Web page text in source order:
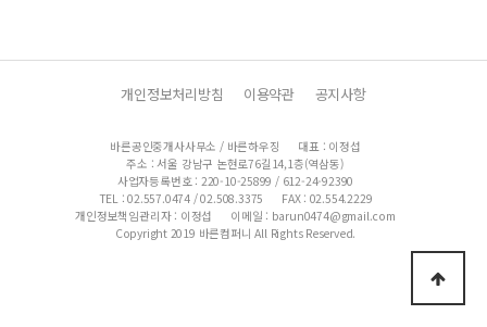
개인정보처리방침 이용약관 공지사항
바른공인중개사사무소 / 바른하우징
대표 : 이정섭
주소 : 서울 강남구 논현로76길14,1층(역삼동)
사업자등록번호 : 220-10-25899 / 612-24-92390
TEL : 02.557.0474 / 02.508.3375
FAX : 02.554.2229
개인정보책임관리자 : 이정섭
이메일 : barun0474@gmail.com
Copyright 2019 바른컴퍼니 All Rights Reserved.